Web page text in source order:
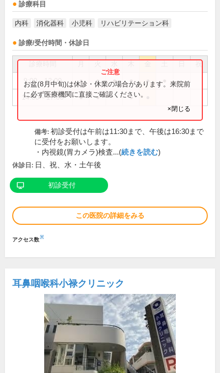
診療科目
内科 消化器科 小児科 リハビリテーション科
診療/受付時間・休診日
祝
9:00～12:00 ● ● ● ● ●
14:00～17:00 ● ● ●
お盆(8月中旬)は休診・休業の場合があります。来院前
に必ず医療機関に直接ご確認ください。
×閉じる
備考: 初診受付は午前は11:30まで、午後は16:30まで
に受付をお願いします。
・内視鏡(胃カメラ)検査...(続きを読む)
休診日: 日、祝、水・土午後
初診受付
この医院の詳細をみる
アクセス数※
耳鼻咽喉科小禄クリニック